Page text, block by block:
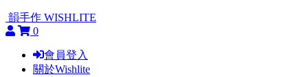
韻手作 WISHLITE
0
會員登入
關於Wishlite